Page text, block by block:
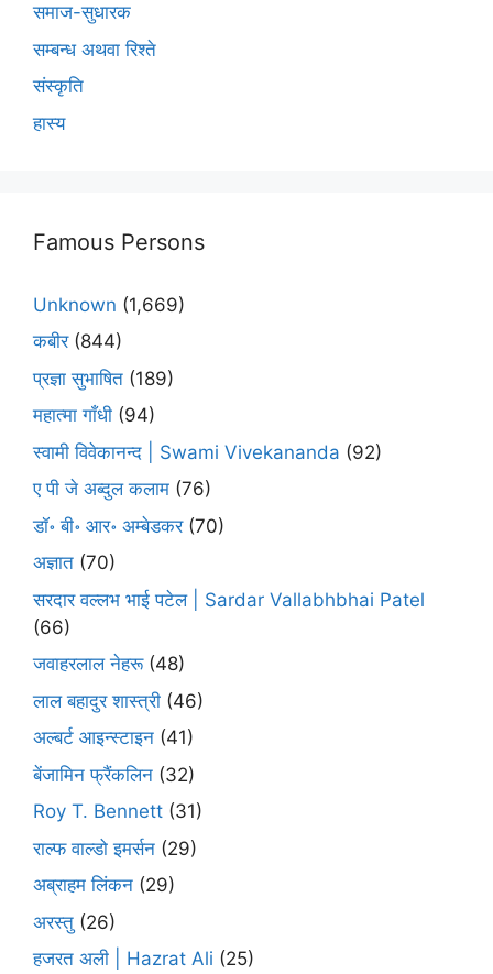
समाज-सुधारक
सम्बन्ध अथवा रिश्ते
संस्कृति
हास्य
Famous Persons
Unknown (1,669)
कबीर(844)
प्रज्ञा सुभाषित (189)
महात्मा गाँधी (94)
स्वामी विवेकानन्द | Swami Vivekananda (92)
ए पी जे अब्दुल कलाम (76)
डॉ॰ बी॰ आर॰ अम्बेडकर(70)
अज्ञात (70)
सरदार वल्लभ भाई पटेल | Sardar Vallabhbhai Patel
(66)
जवाहरलाल नेहरू(48)
लाल बहादुर शास्त्री (46)
अल्बर्ट आइन्स्टाइन (41)
बेंजामिन फ्रैंकलिन (32)
Roy T. Bennett (31)
राल्फ वाल्डो इमर्सन (29)
अब्राहम लिंकन (29)
अरस्तु (26)
हजरत अली | Hazrat Ali (25)